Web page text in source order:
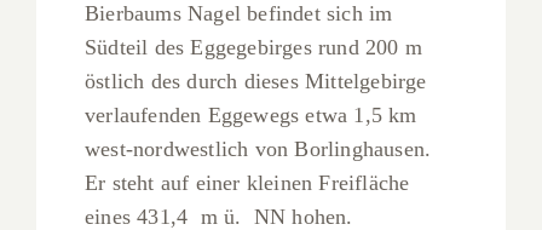
Bierbaums Nagel befindet sich im
Südteil des Eggegebirges rund 200 m
östlich des durch dieses Mittelgebirge
verlaufenden Eggewegs etwa 1,5 km
west-nordwestlich von Borlinghausen.
Er steht auf einer kleinen Freifläche
eines 431,4 m ü. NN hohen.